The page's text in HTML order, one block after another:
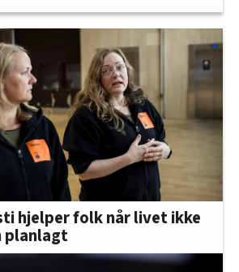
hjelper folk når livet ikke
planlagt